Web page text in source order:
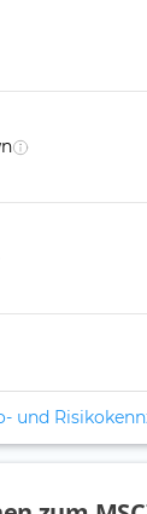
und